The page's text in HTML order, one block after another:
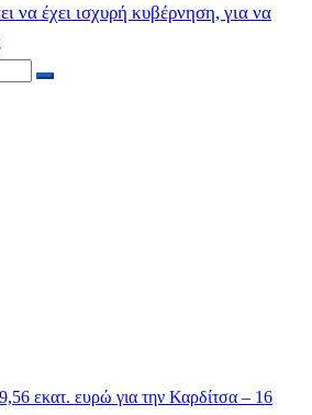
να έχει ισχυρή κυβέρνηση, για να
εκατ. ευρώ για την Καρδίτσα – 16